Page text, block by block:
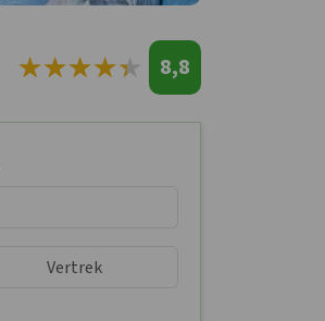
8,8
★
★★
★★
★★
★★
★